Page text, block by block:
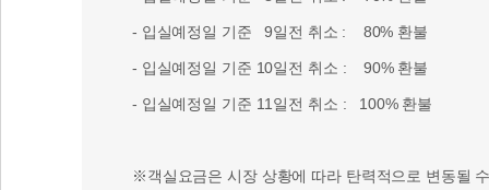
- 입실예정일 기준 9일전 취소 : 80% 환불
- 입실예정일 기준 10일전 취소 : 90% 환불
- 입실예정일 기준 11일전 취소 : 100% 환불
※객실요금은 시장 상황에 따라 탄력적으로 변동될